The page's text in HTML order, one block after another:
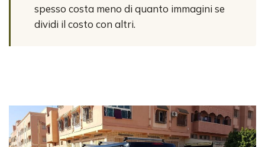
spesso costa meno di quanto immagini se
dividi il costo con altri.